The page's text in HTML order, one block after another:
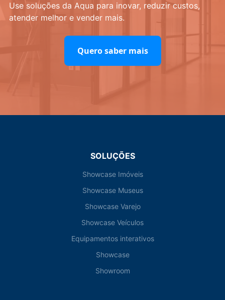
Use soluções da Aqua para inovar, reduzir custos,
atender melhor e vender mais.
Quero saber mais
SOLUÇÕES
Showcase Imóveis
Showcase Museus
Showcase Varejo
Showcase Veículos
Equipamentos interativos
Showcase
Showroom